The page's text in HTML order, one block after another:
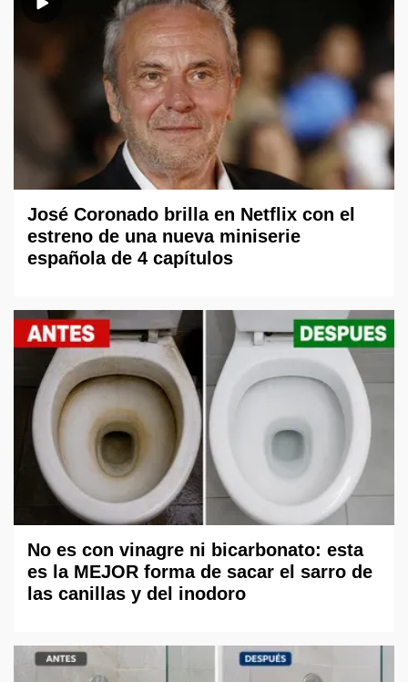
José Coronado brilla en Netflix con el
estreno de una nueva miniserie
española de 4 capítulos
No es con vinagre ni bicarbonato: esta
es la MEJOR forma de sacar el sarro de
las canillas y del inodoro